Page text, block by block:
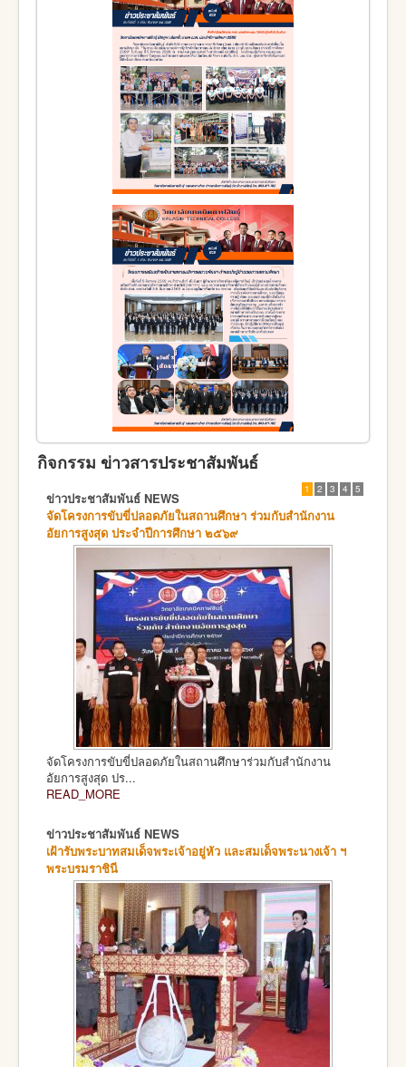
กิจกรรม ข่าวสารประชาสัมพันธ์
1 2 3 4 5
ข่าวประชาสัมพันธ์ NEWS
จัดโครงการขับขี่ปลอดภัยในสถานศึกษา ร่วมกับสำนักงาน
อัยการสูงสุด ประจำปีการศึกษา ๒๕๖๙
จัดโครงการขับขี่ปลอดภัยในสถานศึกษาร่วมกับสำนักงาน
อัยการสูงสุด ปร...
READ_MORE
ข่าวประชาสัมพันธ์ NEWS
เฝ้ารับพระบาทสมเด็จพระเจ้าอยู่หัว และสมเด็จพระนางเจ้า ฯ
พระบรมราชินี